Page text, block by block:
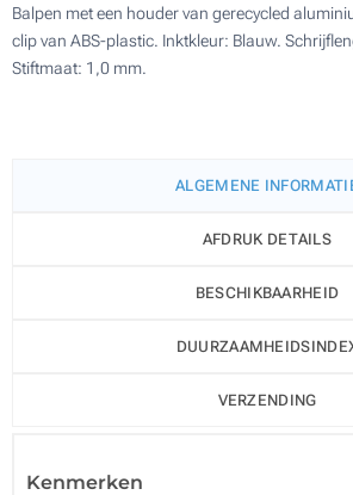
Balpen met een houder van gerecycled
clip van ABS-plastic. Inktkleur: Blauw.
Stiftmaat: 1,0 mm.
ALGEMENE
AFDRUK DETAILS
BESCHIKBAARHEID
VERZENDING
Kenmerken